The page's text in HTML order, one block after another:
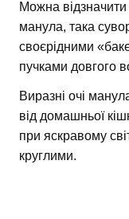
Можна
манула, така
своєрідними
пучками довгого
Виразні очі
від домашньої
при яскравому
круглими.